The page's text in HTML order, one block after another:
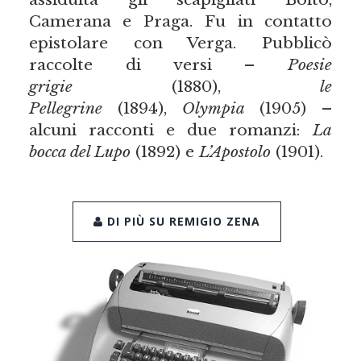
Camerana e Praga. Fu in contatto
epistolare con Verga. Pubblicò
raccolte di versi –Poesie
grigie(1880),le
Pellegrine(1894), Olympia (1905) –
alcuni racconti e due romanzi:La
bocca del Lupo(1892) eL’Apostolo(1901).
DI PIÙ SU REMIGIO ZENA